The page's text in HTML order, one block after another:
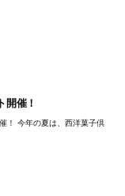
開催！
！ 今年の夏は、西洋菓子倶